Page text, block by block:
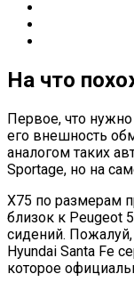
На что
Первое, что
его внешность
аналогом таких
Sportage, но на
X75 по размерам
близок к Peugeot
сидений.
Hyundai Santa Fe
которое